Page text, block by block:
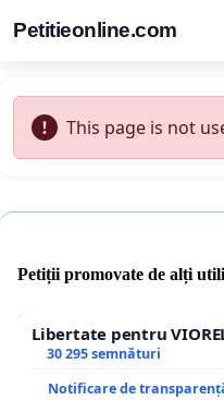
Petitieonline.com
This page is not
Petiții promovate de alți
Libertate pentru VIOREL
30 295 semnături
Notificare de